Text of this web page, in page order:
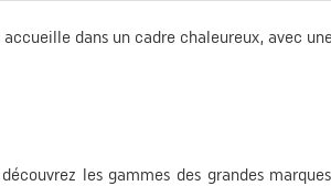
dans un cadre chaleureux, avec
les gammes des grandes